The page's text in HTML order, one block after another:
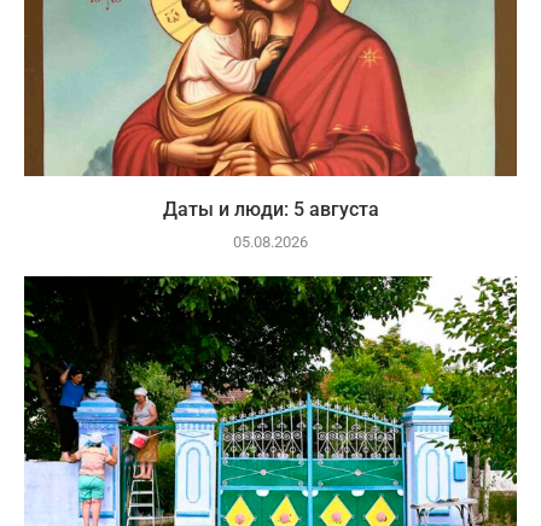
Даты и люди: 5 августа
05.08.2026